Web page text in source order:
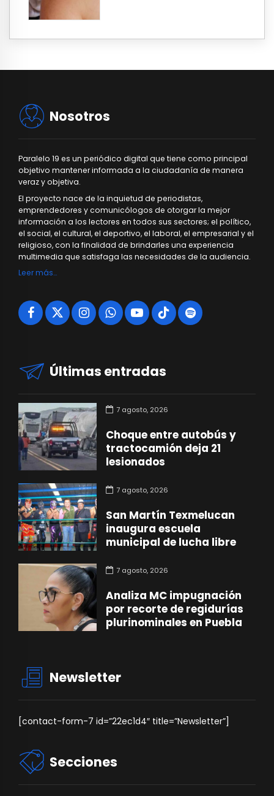
Nosotros
Paralelo 19 es un periódico digital que tiene como principal
objetivo mantener informada a la ciudadanía de manera
veraz y objetiva.
El proyecto nace de la inquietud de periodistas,
emprendedores y comunicólogos de otorgar la mejor
información a los lectores en todos sus sectores; el político,
el social, el cultural, el deportivo, el laboral, el empresarial y el
religioso, con la finalidad de brindarles una experiencia
multimedia que satisfaga las necesidades de la audiencia.
Leer más…
Últimas entradas
7 agosto, 2026
Choque entre autobús y
tractocamión deja 21
lesionados
7 agosto, 2026
San Martín Texmelucan
inaugura escuela
municipal de lucha libre
7 agosto, 2026
Analiza MC impugnación
por recorte de regidurías
plurinominales en Puebla
Newsletter
[contact-form-7 id=”22ec1d4″ title=”Newsletter”]
Secciones